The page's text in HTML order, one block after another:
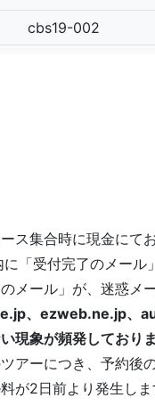
cbs19-002
ス集合時に現金にて
「受付完了のメール
のメール」が、迷惑
、ezweb.ne.jp、
現象が頻発しており
アーにつき、予約後
が2日前より発生し